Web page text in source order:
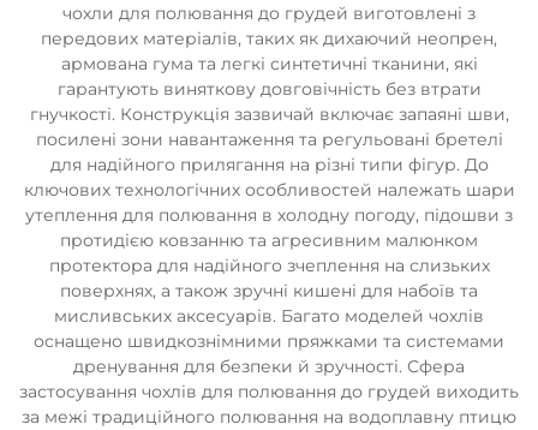
чохли для полювання до грудей виготовлені з
передових матеріалів, таких як дихаючий неопрен,
армована гума та легкі синтетичні тканини, які
гарантують виняткову довговічність без втрати
гнучкості. Конструкція зазвичай включає запаяні шви,
посилені зони навантаження та регульовані бретелі
для надійного прилягання на різні типи фігур. До
ключових технологічних особливостей належать шари
утеплення для полювання в холодну погоду, підошви з
протидією ковзанню та агресивним малюнком
протектора для надійного зчеплення на слизьких
поверхнях, а також зручні кишені для набоїв та
мисливських аксесуарів. Багато моделей чохлів
оснащено швидкознімними пряжками та системами
дренування для безпеки й зручності. Сфера
застосування чохлів для полювання до грудей виходить
за межі традиційного полювання на водоплавну птицю